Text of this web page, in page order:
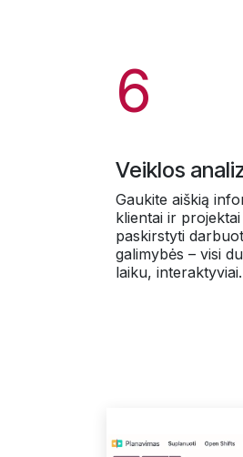
6
Veiklos
Gaukite aiškią
klientai ir
paskirstyti
galimybės – visi
laiku, interaktyviai.